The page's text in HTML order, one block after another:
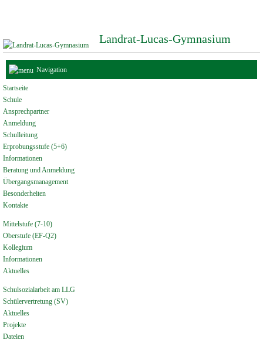
Landrat-Lucas-Gymnasium
Navigation
Startseite
Schule
Ansprechpartner
Anmeldung
Schulleitung
Erprobungsstufe (5+6)
Informationen
Beratung und Anmeldung
Übergangsmanagement
Besonderheiten
Kontakte
Mittelstufe (7-10)
Oberstufe (EF-Q2)
Kollegium
Informationen
Aktuelles
Schulsozialarbeit am LLG
Schülervertretung (SV)
Aktuelles
Projekte
Dateien